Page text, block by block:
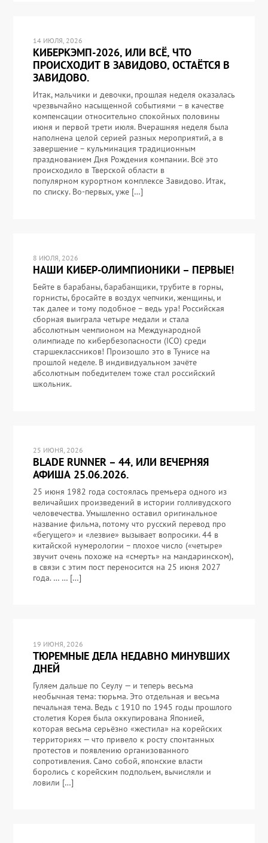
14 ИЮЛЯ, 2026
КИБЕРКЭМП-2026, ИЛИ ВСЁ, ЧТО
ПРОИСХОДИТ В ЗАВИДОВО, ОСТАЁТСЯ В
ЗАВИДОВО.
Итак, мальчики и девочки, прошлая неделя оказалась
чрезвычайно насыщенной событиями – в качестве
компенсации относительно спокойных половины
июня и первой трети июля. Вчерашняя неделя была
наполнена целой серией разных мероприятий, а в
завершение – кульминация традиционным
празднованием Дня Рождения компании. Всё это
происходило в Тверской области в
популярном курортном комплексе Завидово. Итак,
по списку. Во-первых, уже […]
8 ИЮЛЯ, 2026
НАШИ КИБЕР-ОЛИМПИОНИКИ – ПЕРВЫЕ!
Бейте в барабаны, барабанщики, трубите в горны,
горнисты, бросайте в воздух чепчики, женщины, и
так далее и тому подобное – ведь ура! Российская
сборная выиграла четыре медали и стала
абсолютным чемпионом на Международной
олимпиаде по кибербезопасности (ICO) среди
старшеклассников! Произошло это в Тунисе на
прошлой неделе. В индивидуальном зачёте
абсолютным победителем тоже стал российский
школьник.
25 ИЮНЯ, 2026
BLADE RUNNER – 44, ИЛИ ВЕЧЕРНЯЯ
АФИША 25.06.2026.
25 июня 1982 года состоялась премьера одного из
величайших произведений в истории голливудского
человечества. Умышленно оставил оригинальное
название фильма, потому что русский перевод про
«бегущего» и «лезвие» вызывает вопросики. 44 в
китайской нумерологии – плохое число («четыре»
звучит очень похоже на «смерть» на мандаринском),
в связи с этим пост переносится на 25 июня 2027
года. … … […]
19 ИЮНЯ, 2026
ТЮРЕМНЫЕ ДЕЛА НЕДАВНО МИНУВШИХ
ДНЕЙ
Гуляем дальше по Сеулу — и теперь весьма
необычная тема: тюрьма. Это отдельная и весьма
печальная тема. Ведь с 1910 по 1945 годы прошлого
столетия Корея была оккупирована Японией,
которая весьма серьёзно «жестила» на корейских
территориях — что привело к росту спонтанных
протестов и появлению организованного
сопротивления. Само собой, японские власти
боролись с корейским подпольем, вычисляли и
ловили […]